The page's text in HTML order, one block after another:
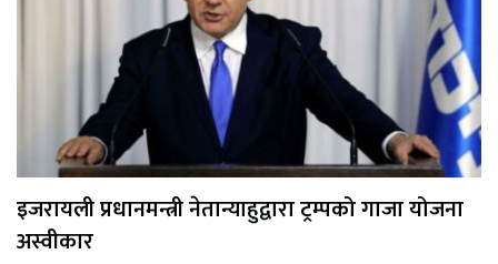
इजरायली प्रधानमन्त्री नेतान्याहुद्वारा ट्रम्पको गाजा योजना
अस्वीकार